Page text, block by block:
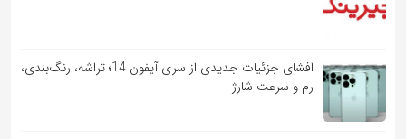
افشای جزئیات جدیدی از سری آیفون 14؛ تراشه، رنگ‌بندی،
رم و سرعت شارژ